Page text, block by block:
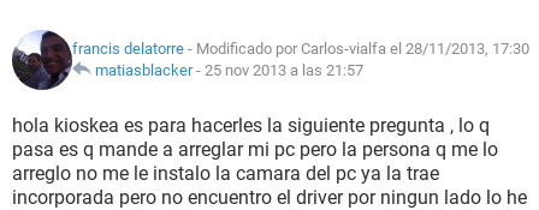
francis delatorre - Modificado por Carlos-vialfa el 28/11/2013, 17:30
matiasblacker- 25 nov 2013 a las 21:57
hola kioskea es para hacerles la siguiente pregunta , lo q
pasa es q mande a arreglar mi pc pero la persona q me lo
arreglo no me le instalo la camara del pc ya la trae
incorporada pero no encuentro el driver por ningun lado lo he